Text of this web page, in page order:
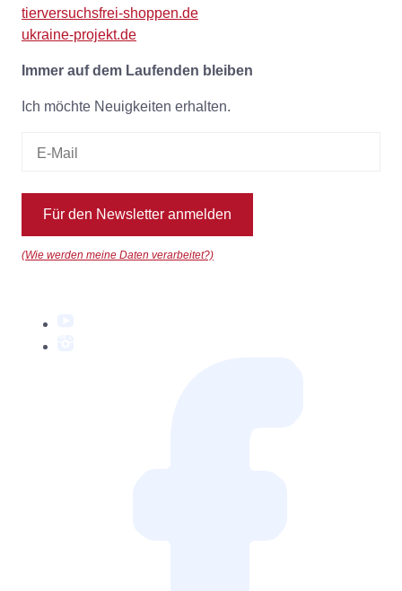
tierversuchsfrei-shoppen.de
ukraine-projekt.de
Immer auf dem Laufenden bleiben
Ich möchte Neuigkeiten erhalten.
Für den Newsletter anmelden
(Wie werden meine Daten verarbeitet?)